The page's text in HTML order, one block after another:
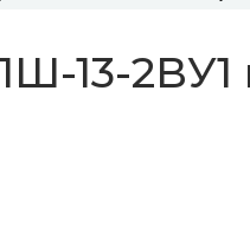
13-2ВУ1